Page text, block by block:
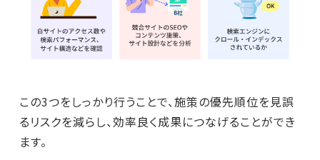
この3つをしっかり行うことで、施策の優先順位を見誤
るリスクを減らし、効率良く成果につなげることができ
ます。